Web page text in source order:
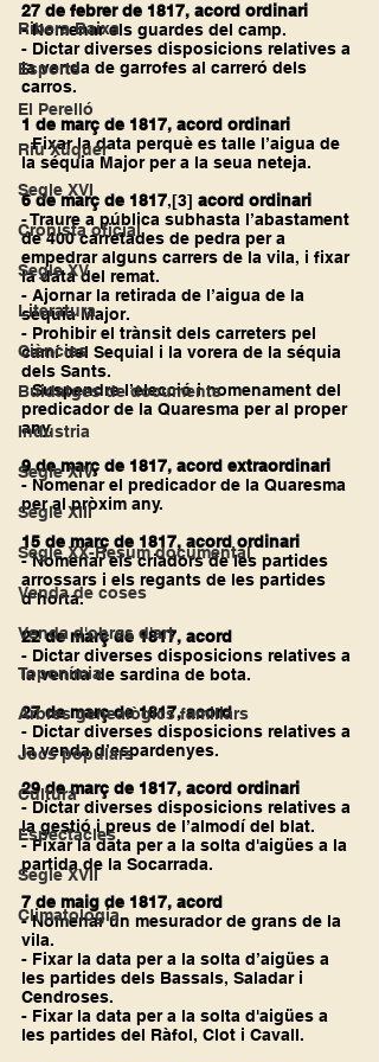
Ribera Baixa
Esports
El Perelló
Riu Xúquer
Segle XVI
Cronista oficial
Segle XV
Literatura
Ciències
Buidatges de documents
Indústria
Segle XIV
Segle XIII
Segle XX-Resum documental
Venda de coses
Venda d'obres d'art
Toponímia
Arbres genealògics familiars
Jocs populars
Cultura
Espectacles
Segle XVII
Climatologia
27 de febrer de 1817, acord ordinari
- Nomenar els guardes del camp.
- Dictar diverses disposicions relatives a
la venda de garrofes al carreró dels
carros.
1 de març de 1817, acord ordinari
- Fixar la data perquè es talle l’aigua de
la séquia Major per a la seua neteja.
6 de març de 1817,[3] acord ordinari
- Traure a pública subhasta l’abastament
de 400 carretades de pedra per a
empedrar alguns carrers de la vila, i fixar
la data del remat.
- Ajornar la retirada de l’aigua de la
séquia Major.
- Prohibir el trànsit dels carreters pel
camí del Sequial i la vorera de la séquia
dels Sants.
- Suspendre l’elecció i nomenament del
predicador de la Quaresma per al proper
any.
9 de març de 1817, acord extraordinari
- Nomenar el predicador de la Quaresma
per al pròxim any.
15 de març de 1817, acord ordinari
- Nomenar els criadors de les partides
arrossars i els regants de les partides
d’horta.
22 de març de 1817, acord
- Dictar diverses disposicions relatives a
la venda de sardina de bota.
27 de març de 1817, acord
- Dictar diverses disposicions relatives a
la venda d’espardenyes.
29 de març de 1817, acord ordinari
- Dictar diverses disposicions relatives a
la gestió i preus de l’almodí del blat.
- Fixar la data per a la solta d'aigües a la
partida de la Socarrada.
7 de maig de 1817, acord
- Nomenar un mesurador de grans de la
vila.
- Fixar la data per a la solta d’aigües a
les partides dels Bassals, Saladar i
Cendroses.
- Fixar la data per a la solta d'aigües a
les partides del Ràfol, Clot i Cavall.